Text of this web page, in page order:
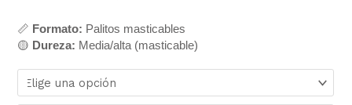
📏 Formato: Palitos masticables
🟡 Dureza: Media/alta (masticable)